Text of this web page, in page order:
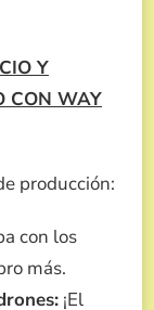
Y
CON WAY
producción:
con los
más.
¡El